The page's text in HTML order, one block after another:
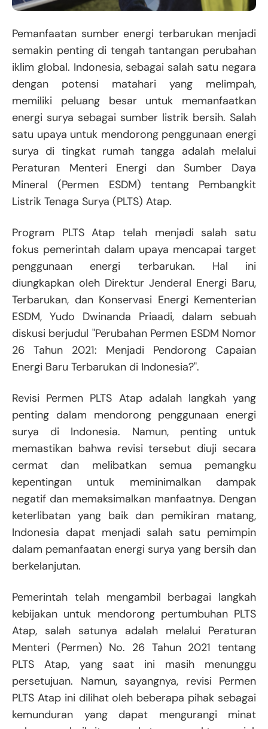
Pemanfaatan sumber energi terbarukan menjadi
semakin penting di tengah tantangan perubahan
iklim global. Indonesia, sebagai salah satu negara
dengan potensi matahari yang melimpah,
memiliki peluang besar untuk memanfaatkan
energi surya sebagai sumber listrik bersih. Salah
satu upaya untuk mendorong penggunaan energi
surya di tingkat rumah tangga adalah melalui
Peraturan Menteri Energi dan Sumber Daya
Mineral (Permen ESDM) tentang Pembangkit
Listrik Tenaga Surya (PLTS) Atap.
Program PLTS Atap telah menjadi salah satu
fokus pemerintah dalam upaya mencapai target
penggunaan energi terbarukan. Hal ini
diungkapkan oleh Direktur Jenderal Energi Baru,
Terbarukan, dan Konservasi Energi Kementerian
ESDM, Yudo Dwinanda Priaadi, dalam sebuah
diskusi berjudul "Perubahan Permen ESDM Nomor
26 Tahun 2021: Menjadi Pendorong Capaian
Energi Baru Terbarukan di Indonesia?".
Revisi Permen PLTS Atap adalah langkah yang
penting dalam mendorong penggunaan energi
surya di Indonesia. Namun, penting untuk
memastikan bahwa revisi tersebut diuji secara
cermat dan melibatkan semua pemangku
kepentingan untuk meminimalkan dampak
negatif dan memaksimalkan manfaatnya. Dengan
keterlibatan yang baik dan pemikiran matang,
Indonesia dapat menjadi salah satu pemimpin
dalam pemanfaatan energi surya yang bersih dan
berkelanjutan.
Pemerintah telah mengambil berbagai langkah
kebijakan untuk mendorong pertumbuhan PLTS
Atap, salah satunya adalah melalui Peraturan
Menteri (Permen) No. 26 Tahun 2021 tentang
PLTS Atap, yang saat ini masih menunggu
persetujuan. Namun, sayangnya, revisi Permen
PLTS Atap ini dilihat oleh beberapa pihak sebagai
kemunduran yang dapat mengurangi minat